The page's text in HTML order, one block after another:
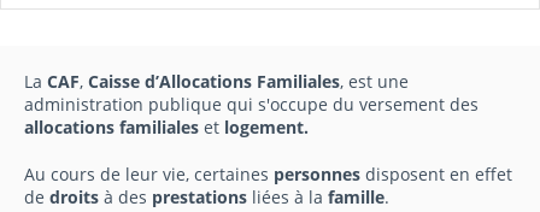
La CAF, Caisse d’Allocations Familiales, est une
administration publique qui s'occupe du versement des
allocations familiales et logement.
Au cours de leur vie, certaines personnes disposent en effet
de droits à des prestations liées à la famille.